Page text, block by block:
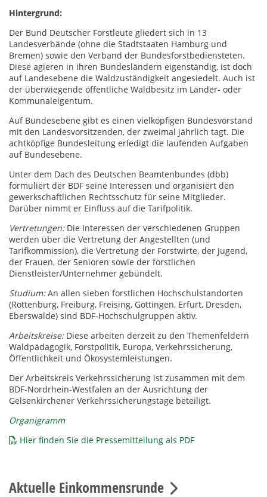
Hintergrund:
Der Bund Deutscher Forstleute gliedert sich in 13
Landesverbände (ohne die Stadtstaaten Hamburg und
Bremen) sowie den Verband der Bundesforstbediensteten.
Diese agieren in ihren Bundesländern eigenständig, ist doch
auf Landesebene die Waldzuständigkeit angesiedelt. Auch ist
der überwiegende öffentliche Waldbesitz im Länder- oder
Kommunaleigentum.
Auf Bundesebene gibt es einen vielköpfigen Bundesvorstand
mit den Landesvorsitzenden, der zweimal jährlich tagt. Die
achtköpfige Bundesleitung erledigt die laufenden Aufgaben
auf Bundesebene.
Unter dem Dach des Deutschen Beamtenbundes (dbb)
formuliert der BDF seine Interessen und organisiert den
gewerkschaftlichen Rechtsschutz für seine Mitglieder.
Darüber nimmt er Einfluss auf die Tarifpolitik.
Vertretungen:Die Interessen der verschiedenen Gruppen
werden über die Vertretung der Angestellten (und
Tarifkommission), die Vertretung der Forstwirte, der Jugend,
der Frauen, der Senioren sowie der forstlichen
Dienstleister/Unternehmer gebündelt.
Studium:An allen sieben forstlichen Hochschulstandorten
(Rottenburg, Freiburg, Freising, Göttingen, Erfurt, Dresden,
Eberswalde) sind BDF-Hochschulgruppen aktiv.
Arbeitskreise:Diese arbeiten derzeit zu den Themenfeldern
Waldpädagogik, Forstpolitik, Europa, Verkehrssicherung,
Öffentlichkeit und Ökosystemleistungen.
Der Arbeitskreis Verkehrssicherung ist zusammen mit dem
BDF-Nordrhein-Westfalen an der Ausrichtung der
Gelsenkirchener Verkehrssicherungstage beteiligt.
Organigramm
Hier finden Sie die Pressemitteilung als PDF
Aktuelle Einkommensrunde